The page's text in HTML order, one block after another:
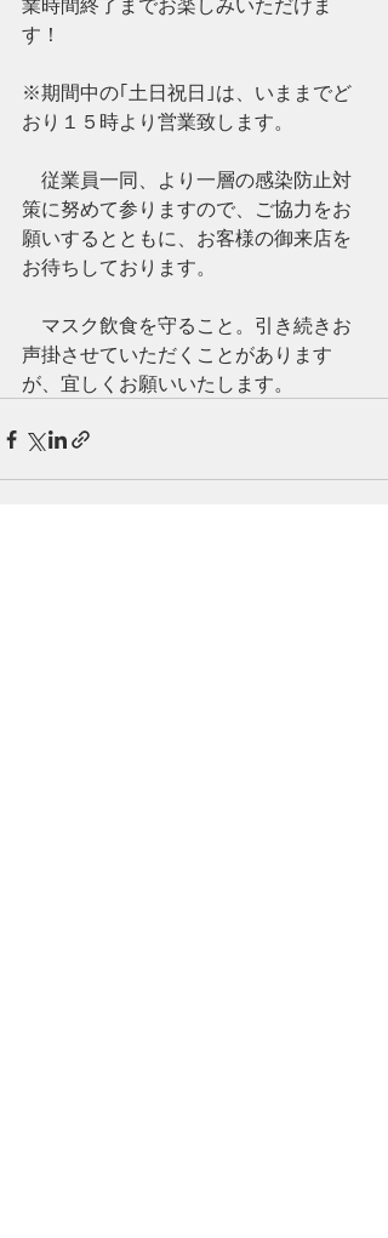
す！
※期間中の｢土日祝日｣は、いままでど
おり１５時より営業致します。
従業員一同、より一層の感染防止対
策に努めて参りますので、ご協力をお
願いするとともに、お客様の御来店を
お待ちしております。
マスク飲食を守ること。引き続きお
声掛させていただくことがあります
が、宜しくお願いいたします。